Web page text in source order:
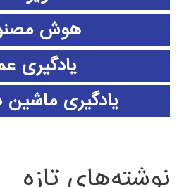
هوش
یادگیری
یادگیری ماشین
نوشته‌های تازه